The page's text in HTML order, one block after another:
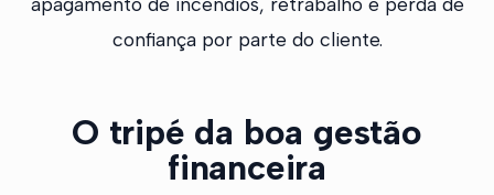
confiança por parte do cliente.
O tripé da boa gestão
financeira